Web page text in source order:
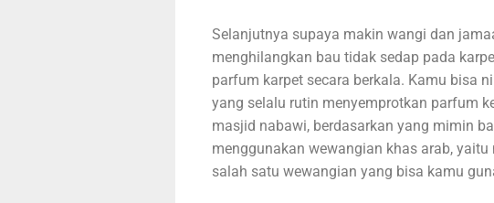
Selanjutnya supaya makin wangi dan
menghilangkan bau tidak sedap pada
parfum karpet secara berkala. Kamu bisa
yang selalu rutin menyemprotkan parfum
masjid nabawi, berdasarkan yang mimin
menggunakan wewangian khas arab,
salah satu wewangian yang bisa kamu